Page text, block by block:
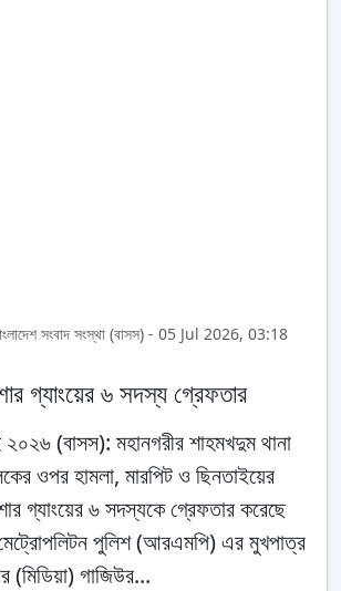
সংবাদ সংস্থা (বাসস) - 05 Jul 2026, 03:18
গ্যাংয়ের ৬ সদস্য গ্রেফতার
(বাসস): মহানগরীর শাহমখদুম থানা
ওপর হামলা, মারপিট ও ছিনতাইয়ের
গ্যাংয়ের ৬ সদস্যকে গ্রেফতার করেছে
পুলিশ (আরএমপি) এর মুখপাত্র
(মিডিয়া) গাজিউর...